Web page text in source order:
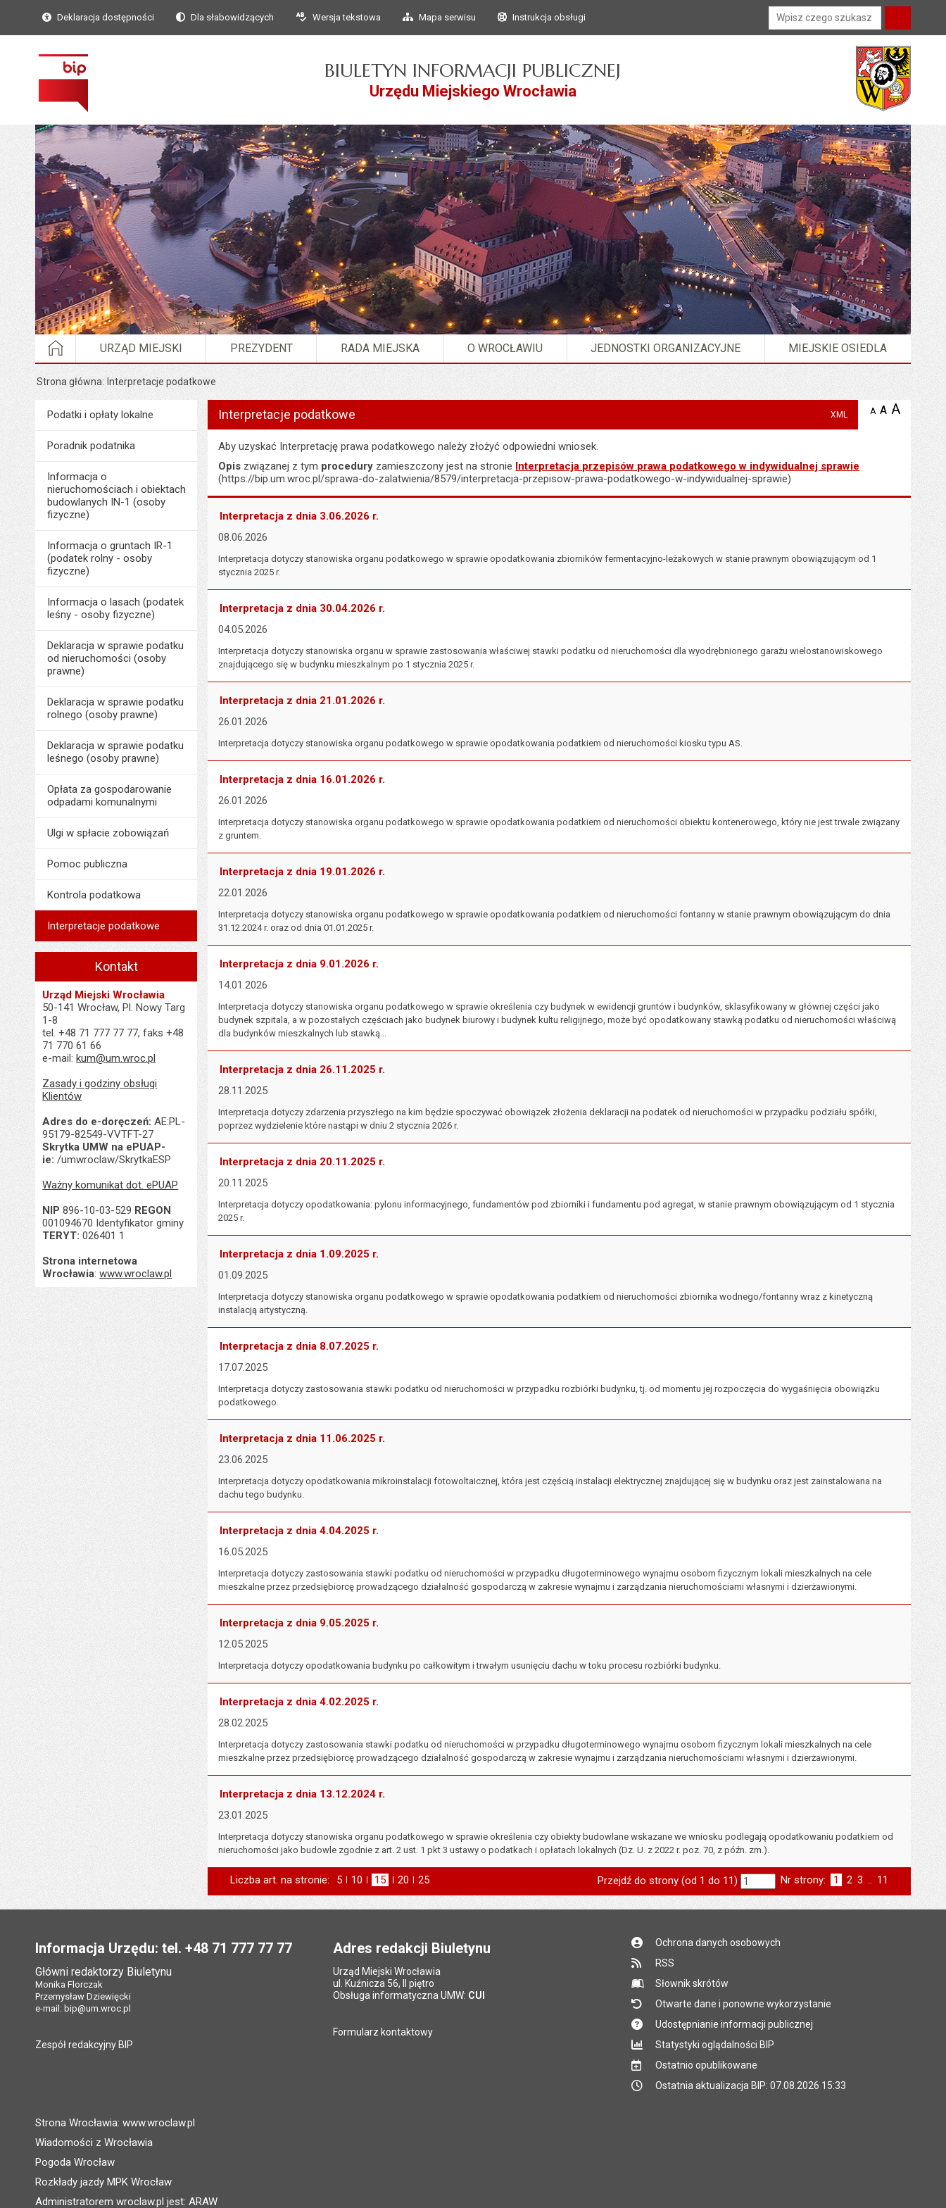
Przejdź do głównego
Przejdź do treści
Deklaracja dostępności Dla słabowidzących Wersja tekstowa Mapa serwisu Instrukcja obsługi Wyszukiwarka
BIULETYN INFORMACJI PUBLICZNEJ
Urzędu Miejskiego Wrocławia
STRONA GŁÓWNA
URZĄD MIEJSKI PREZYDENT RADA MIEJSKA O WROCŁAWIU JEDNOSTKI ORGANIZACYJNE MIEJSKIE OSIEDLA
Strona główna Interpretacje podatkowe
MenuPodatki i opłaty lokalne
Podatki i opłaty lokalne
Poradnik podatnika
Informacja o
nieruchomościach i obiektach
budowlanych IN-1 (osoby
fizyczne)
Informacja o gruntach IR-1
(podatek rolny - osoby
fizyczne)
Informacja o lasach (podatek
leśny - osoby fizyczne)
Deklaracja w sprawie podatku
od nieruchomości (osoby
prawne)
Deklaracja w sprawie podatku
rolnego (osoby prawne)
Deklaracja w sprawie podatku
leśnego (osoby prawne)
Opłata za gospodarowanie
odpadami komunalnymi
Ulgi w spłacie zobowiązań
Pomoc publiczna
Kontrola podatkowa
Interpretacje podatkowe
Kontakt
Urząd Miejski Wrocławia
50-141 Wrocław, Pl. Nowy Targ
1-8
tel. +48 71 777 77 77, faks +48
71 770 61 66
e-mail:kum@um.wroc.pl
Zasady i godziny obsługi
Klientów
Adres do e-doręczeń: AE:PL-
95179-82549-VVTFT-27
Skrytka UMW na ePUAP-
ie: /umwroclaw/SkrytkaESP
Ważny komunikat dot. ePUAP
NIP 896-10-03-529 REGON
001094670 Identyfikator gminy
TERYT: 026401 1
Strona internetowa
Wrocławia:www.wroclaw.pl
Interpretacje podatkowe XML A zmniejsz
A domyślna
A
Aby uzyskać Interpretację prawa podatkowego należy złożyć odpowiedni wniosek.
Opis związanej z tym procedury zamieszczony jest na stronie Interpretacja przepisów prawa podatkowego w indywidualnej sprawie
(https://bip.um.wroc.pl/sprawa-do-zalatwienia/8579/interpretacja-przepisow-prawa-podatkowego-w-indywidualnej-sprawie)
Interpretacja z dnia 3.06.2026 r.
08.06.2026
Interpretacja dotyczy stanowiska organu podatkowego w sprawie opodatkowania zbiorników fermentacyjno-leżakowych w stanie prawnym obowiązującym od 1
stycznia 2025 r.
Interpretacja z dnia 30.04.2026 r.
04.05.2026
Interpretacja dotyczy stanowiska organu w sprawie zastosowania właściwej stawki podatku od nieruchomości dla wyodrębnionego garażu wielostanowiskowego
znajdującego się w budynku mieszkalnym po 1 stycznia 2025 r.
Interpretacja z dnia 21.01.2026 r.
26.01.2026
Interpretacja dotyczy stanowiska organu podatkowego w sprawie opodatkowania podatkiem od nieruchomości kiosku typu AS.
Interpretacja z dnia 16.01.2026 r.
26.01.2026
Interpretacja dotyczy stanowiska organu podatkowego w sprawie opodatkowania podatkiem od nieruchomości obiektu kontenerowego, który nie jest trwale związany
z gruntem.
Interpretacja z dnia 19.01.2026 r.
22.01.2026
Interpretacja dotyczy stanowiska organu podatkowego w sprawie opodatkowania podatkiem od nieruchomości fontanny w stanie prawnym obowiązującym do dnia
31.12.2024 r. oraz od dnia 01.01.2025 r.
Interpretacja z dnia 9.01.2026 r.
14.01.2026
Interpretacja dotyczy stanowiska organu podatkowego w sprawie określenia czy budynek w ewidencji gruntów i budynków, sklasyfikowany w głównej części jako
budynek szpitala, a w pozostałych częściach jako budynek biurowy i budynek kultu religijnego, może być opodatkowany stawką podatku od nieruchomości właściwą
dla budynków mieszkalnych lub stawką...
Interpretacja z dnia 26.11.2025 r.
28.11.2025
Interpretacja dotyczy zdarzenia przyszłego na kim będzie spoczywać obowiązek złożenia deklaracji na podatek od nieruchomości w przypadku podziału spółki,
poprzez wydzielenie które nastąpi w dniu 2 stycznia 2026 r.
Interpretacja z dnia 20.11.2025 r.
20.11.2025
Interpretacja dotyczy opodatkowania: pylonu informacyjnego, fundamentów pod zbiorniki i fundamentu pod agregat, w stanie prawnym obowiązującym od 1 stycznia
2025 r.
Interpretacja z dnia 1.09.2025 r.
01.09.2025
Interpretacja dotyczy stanowiska organu podatkowego w sprawie opodatkowania podatkiem od nieruchomości zbiornika wodnego/fontanny wraz z kinetyczną
instalacją artystyczną.
Interpretacja z dnia 8.07.2025 r.
17.07.2025
Interpretacja dotyczy zastosowania stawki podatku od nieruchomości w przypadku rozbiórki budynku, tj. od momentu jej rozpoczęcia do wygaśnięcia obowiązku
podatkowego.
Interpretacja z dnia 11.06.2025 r.
23.06.2025
Interpretacja dotyczy opodatkowania mikroinstalacji fotowoltaicznej, która jest częścią instalacji elektrycznej znajdującej się w budynku oraz jest zainstalowana na
dachu tego budynku.
Interpretacja z dnia 4.04.2025 r.
16.05.2025
Interpretacja dotyczy zastosowania stawki podatku od nieruchomości w przypadku długoterminowego wynajmu osobom fizycznym lokali mieszkalnych na cele
mieszkalne przez przedsiębiorcę prowadzącego działalność gospodarczą w zakresie wynajmu i zarządzania nieruchomościami własnymi i dzierżawionymi.
Interpretacja z dnia 9.05.2025 r.
12.05.2025
Interpretacja dotyczy opodatkowania budynku po całkowitym i trwałym usunięciu dachu w toku procesu rozbiórki budynku.
Interpretacja z dnia 4.02.2025 r.
28.02.2025
Interpretacja dotyczy zastosowania stawki podatku od nieruchomości w przypadku długoterminowego wynajmu osobom fizycznym lokali mieszkalnych na cele
mieszkalne przez przedsiębiorcę prowadzącego działalność gospodarczą w zakresie wynajmu i zarządzania nieruchomościami własnymi i dzierżawionymi.
Interpretacja z dnia 13.12.2024 r.
23.01.2025
Interpretacja dotyczy stanowiska organu podatkowego w sprawie określenia czy obiekty budowlane wskazane we wniosku podlegają opodatkowaniu podatkiem od
nieruchomości jako budowle zgodnie z art. 2 ust. 1 pkt 3 ustawy o podatkach i opłatach lokalnych (Dz. U. z 2022 r. poz. 70, z późn. zm.).
Liczba art. na stronie: Pokaż
5 elementów na stronie
Pokaż
10 elementów
na stronie
Pokaż
15 elementów
na stronie
Pokaż
20 elementów
na stronie
Pokaż
25
na stronie
Przejdź do strony (od 1 do 11) Nr strony: Strona
1 Strona
2 Strona
3 .. Strona
11
Informacja Urzędu: tel. +48 71 777 77 77
Główni redaktorzy Biuletynu
Monika Florczak
Przemysław Dziewięcki
e-mail: bip@um.wroc.pl
Zespół redakcyjny BIP
Adres redakcji Biuletynu
Urząd Miejski Wrocławia
ul. Kuźnicza 56, II piętro
Obsługa informatyczna UMW: CUI
Formularz kontaktowy
Ochrona danych osobowych
RSS
Słownik skrótów
Otwarte dane i ponowne wykorzystanie
Udostępnianie informacji publicznej
Statystyki oglądalności BIP
Ostatnio opublikowane
Ostatnia aktualizacja BIP: 07.08.2026 15:33
Strona Wrocławia: www.wroclaw.pl
Wiadomości z Wrocławia
Pogoda Wrocław
Rozkłady jazdy MPK Wrocław
Administratorem wroclaw.pl jest: ARAW